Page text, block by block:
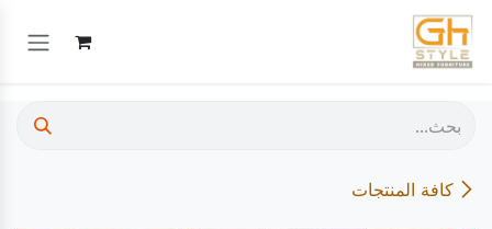
تخطي للذهاب إلى المحتوى
كافة المنتجات